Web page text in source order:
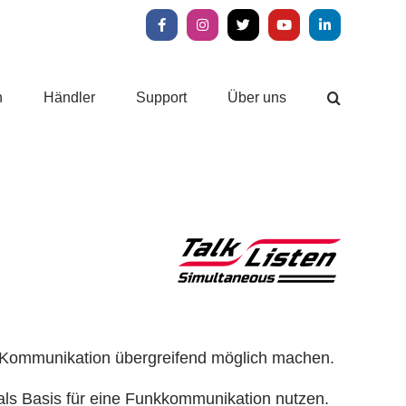
FacebookInstagram
X YouTubeLinkedIn
Händler Support Über uns
übergreifend möglich machen.
Basis für eine Funkkommunikation nutzen.